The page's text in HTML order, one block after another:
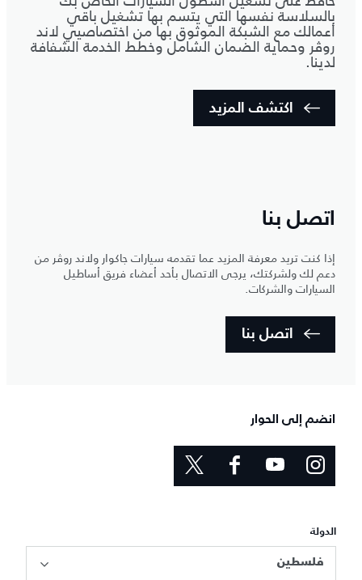
بالسلاسة نفسها التي يتسم بها تشغيل باقي
أعمالك مع الشبكة الموثوق بها من اختصاصيي لاند
روڤر وحماية الضمان الشامل وخطط الخدمة الشفافة
لدينا.
اكتشف المزيد
اتصل بنا
إذا كنت تريد معرفة المزيد عما تقدمه سيارات جاكوار ولاند روڤر من
دعم لك ولشركتك، يرجى الاتصال بأحد أعضاء فريق أساطيل
السيارات والشركات.
اتصل بنا
انضم إلى الحوار
الدولة
فلسطين